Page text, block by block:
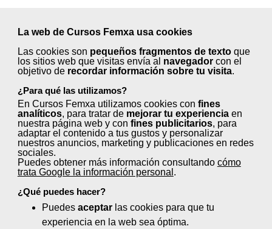
La web de Cursos Femxa usa cookies
Las cookies son pequeños fragmentos de textoque
los sitios web que visitas envía al navegadorcon el
objetivo de recordar información sobre tu visita.
¿Para qué las utilizamos?
En Cursos Femxa utilizamos cookies con fines
analíticos, para tratar de mejorar tu experienciaen
nuestra página web y con fines publicitarios, para
adaptar el contenido a tus gustos y personalizar
nuestros anuncios, marketing y publicaciones en redes
sociales.
Puedes obtener más información consultando cómo
trata Google la información personal .
¿Qué puedes hacer?
Puedes aceptarlas cookies para que tu
experiencia en la web sea óptima.
elGobierno de Castilla-La Mancha
Ministerio de Trabajo y Economía Social
Confederación Sindical
Independiente (Fetico)
Teléfono: 695 780 972
Correo electrónico:
joseagustingonzalez
es